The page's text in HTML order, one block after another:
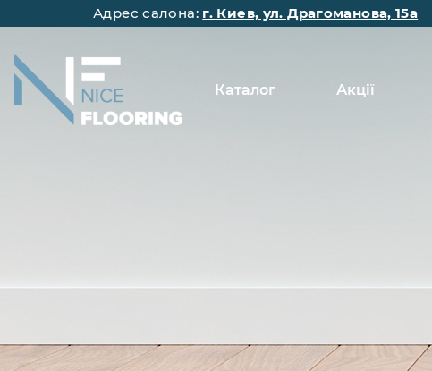
Адрес салона: г. Киев, ул. Драгоманова, 15а
Каталог Акції